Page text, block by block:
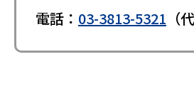
電話： 03-3813-5321 （